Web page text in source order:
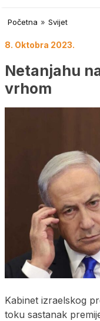
Početna » Svijet
8. Oktobra 2023.
Netanjahu
vrhom
Kabinet izraelskog
toku sastanak